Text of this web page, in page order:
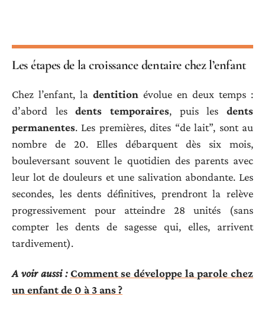
Les étapes de la croissance dentaire chez l’enfant
Chez l’enfant, la dentition évolue en deux temps :
d’abord lesdents temporaires, puis lesdents
permanentes. Les premières, dites “de lait”, sont au
nombre de 20. Elles débarquent dès six mois,
bouleversant souvent le quotidien des parents avec
leur lot de douleurs et une salivation abondante. Les
secondes, les dents définitives, prendront la relève
progressivement pour atteindre 28 unités (sans
compter les dents de sagesse qui, elles, arrivent
tardivement).
A voir aussi : Comment se développe la parole chez
un enfant de 0 à 3 ans ?